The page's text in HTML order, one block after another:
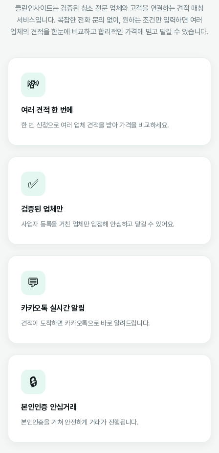
클린인사이트는 검증된 청소 전문 업체와 고객을 연결하는 견적 매칭
서비스입니다. 복잡한 전화 문의 없이, 원하는 조건만 입력하면 여러
업체의 견적을 한눈에 비교하고 합리적인 가격에 믿고 맡길 수 있습니다.
💸
여러 견적 한 번에
한 번 신청으로 여러 업체 견적을 받아 가격을 비교하세요.
✅
검증된 업체만
사업자 등록을 거친 업체만 입점해 안심하고 맡길 수 있어요.
💬
카카오톡 실시간 알림
견적이 도착하면 카카오톡으로 바로 알려드립니다.
🔒
본인인증 안심거래
본인인증을 거쳐 안전하게 거래가 진행됩니다.